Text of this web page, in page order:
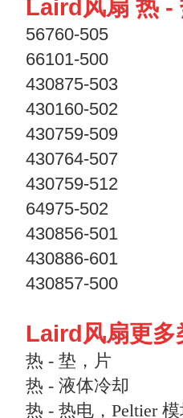
Laird风扇 热 -
56760-505
66101-500
430875-503
430160-502
430759-509
430764-507
430759-512
64975-502
430856-501
430886-601
430857-500
Laird风扇更多
热 - 垫，片
热 - 液体冷却
热 - 热电，Peltier